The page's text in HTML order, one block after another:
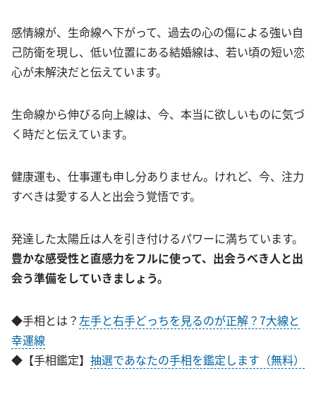
感情線が、生命線へ下がって、過去の心の傷による強い自
己防衛を現し、低い位置にある結婚線は、若い頃の短い恋
心が未解決だと伝えています。
生命線から伸びる向上線は、今、本当に欲しいものに気づ
く時だと伝えています。
健康運も、仕事運も申し分ありません。けれど、今、注力
すべきは愛する人と出会う覚悟です。
発達した太陽丘は人を引き付けるパワーに満ちています。
豊かな感受性と直感力をフルに使って、出会うべき人と出
会う準備をしていきましょう。
◆手相とは？左手と右手どっちを見るのが正解？7大線と
幸運線
◆【手相鑑定】 抽選であなたの手相を鑑定します（無料）